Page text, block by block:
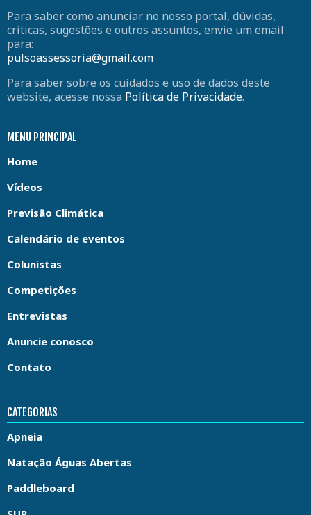
Para saber como anunciar no nosso portal, dúvidas,
críticas, sugestões e outros assuntos, envie um email
para:
pulsoassessoria@gmail.com
Para saber sobre os cuidados e uso de dados deste
website, acesse nossa Política de Privacidade.
MENU PRINCIPAL
Home
Vídeos
Previsão Climática
Calendário de eventos
Colunistas
Competições
Entrevistas
Anuncie conosco
Contato
CATEGORIAS
Apneia
Natação Águas Abertas
Paddleboard